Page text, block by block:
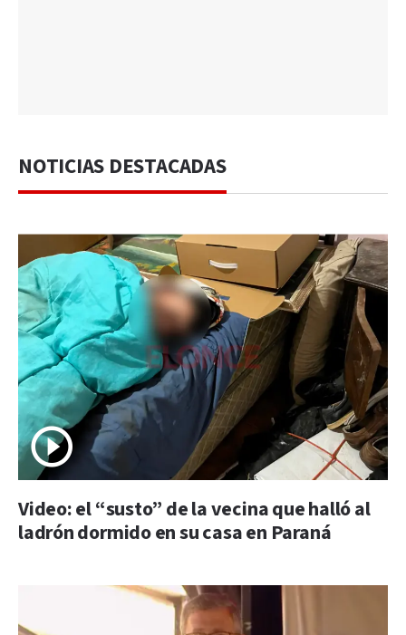
NOTICIAS DESTACADAS
Video: el “susto” de la vecina que halló al
ladrón dormido en su casa en Paraná